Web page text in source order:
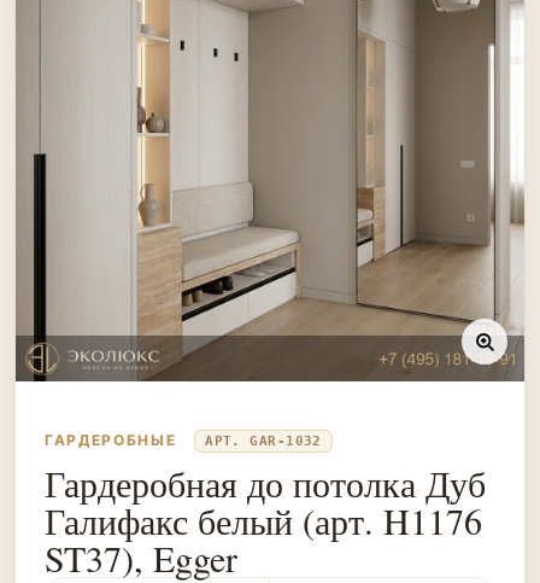
ГАРДЕРОБНЫЕ АРТ. GAR-1032
Гардеробная до потолка Дуб
Галифакс белый (арт. H1176
ST37), Egger